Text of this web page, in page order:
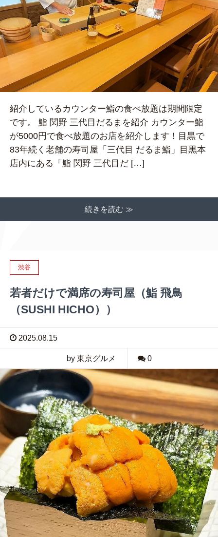
紹介しているカウンター鮨の食べ放題は期間限定
です。 鮨 関野 三代目だるまを紹介 カウンター鮨
が5000円で食べ放題のお店を紹介します！目黒で
83年続く老舗の寿司屋「三代目 だるま鮨」目黒本
店内にある「鮨 関野 三代目だ […]
続きを読む ≫
渋谷
若者だけで満席の寿司屋（鮨 飛鳥
（SUSHI HICHO））
2025.08.15
by 東京グルメ 0